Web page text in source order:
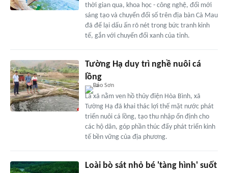
thời gian qua, khoa học - công nghệ, đổi mới
sáng tạo và chuyển đổi số trên địa bàn Cà Mau
đã để lại dấu ấn rõ nét trong bức tranh kinh
tế, gắn với chuyển đổi xanh của tỉnh.
Tường Hạ duy trì nghề nuôi cá
lồng
Là xã nằm ven hồ thủy điện Hòa Bình, xã
Tường Hạ đã khai thác lợi thế mặt nước phát
triển nuôi cá lồng, tạo thu nhập ổn định cho
các hộ dân, góp phần thúc đẩy phát triển kinh
tế bền vững của địa phương.
Loài bò sát nhỏ bé 'tàng hình' suốt